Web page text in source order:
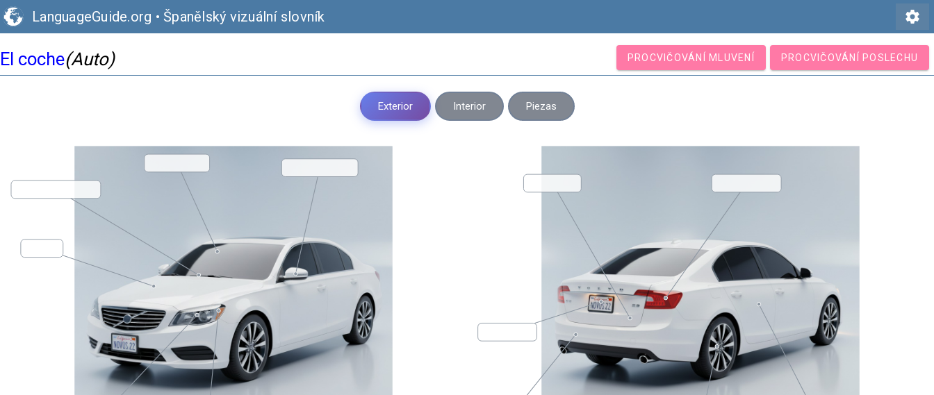
LanguageGuide.org • Španělský vizuální slovník settings
El coche(Auto) PROCVIČOVÁNÍ MLUVENÍ PROCVIČOVÁNÍ POSLECHU
Exterior Interior Piezas